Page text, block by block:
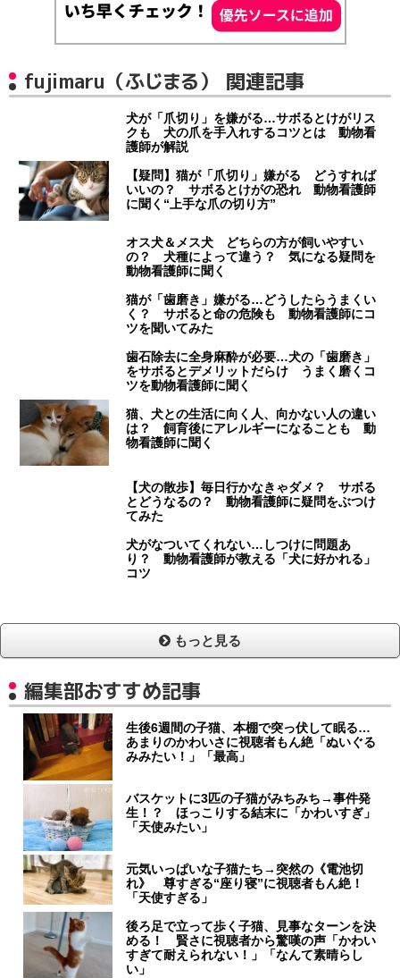
fujimaru（ふじまる） 関連記事
犬が「爪切り」を嫌がる…サボるとけがリス
クも 犬の爪を手入れするコツとは 動物看
護師が解説
【疑問】猫が「爪切り」嫌がる どうすれば
いいの？ サボるとけがの恐れ 動物看護師
に聞く“上手な爪の切り方”
オス犬＆メス犬 どちらの方が飼いやすい
の？ 犬種によって違う？ 気になる疑問を
動物看護師に聞く
猫が「歯磨き」嫌がる…どうしたらうまくい
く？ サボると命の危険も 動物看護師にコ
ツを聞いてみた
歯石除去に全身麻酔が必要…犬の「歯磨き」
をサボるとデメリットだらけ うまく磨くコ
ツを動物看護師に聞く
猫、犬との生活に向く人、向かない人の違い
は？ 飼育後にアレルギーになることも 動
物看護師に聞く
【犬の散歩】毎日行かなきゃダメ？ サボる
とどうなるの？ 動物看護師に疑問をぶつけ
てみた
犬がなついてくれない…しつけに問題あ
り？ 動物看護師が教える「犬に好かれる」
コツ
もっと見る
編集部おすすめ記事
生後6週間の子猫、本棚で突っ伏して眠る…
あまりのかわいさに視聴者もん絶「ぬいぐる
みみたい！」「最高」
バスケットに3匹の子猫がみちみち→事件発
生！？ ほっこりする結末に「かわいすぎ」
「天使みたい」
元気いっぱいな子猫たち→突然の《電池切
れ》 尊すぎる“座り寝”に視聴者もん絶！
「天使すぎる」
後ろ足で立って歩く子猫、見事なターンを決
める！ 賢さに視聴者から驚嘆の声「かわい
すぎて耐えられない！」「なんて素晴らし
い」